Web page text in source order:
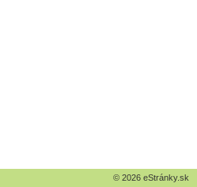
© 2026 eStránky.sk